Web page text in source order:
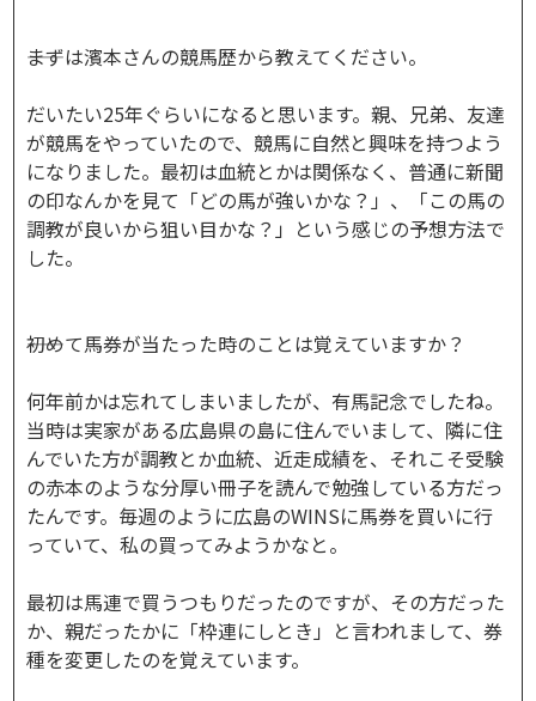
――まずは濱本さんの競馬歴から教えてください。
だいたい25年ぐらいになると思います。親、兄弟、友達
が競馬をやっていたので、競馬に自然と興味を持つよう
になりました。最初は血統とかは関係なく、普通に新聞
の印なんかを見て「どの馬が強いかな？」、「この馬の
調教が良いから狙い目かな？」という感じの予想方法で
した。
――初めて馬券が当たった時のことは覚えていますか？
何年前かは忘れてしまいましたが、有馬記念でしたね。
当時は実家がある広島県の島に住んでいまして、隣に住
んでいた方が調教とか血統、近走成績を、それこそ受験
の赤本のような分厚い冊子を読んで勉強している方だっ
たんです。毎週のように広島のWINSに馬券を買いに行
っていて、私の買ってみようかなと。
最初は馬連で買うつもりだったのですが、その方だった
か、親だったかに「枠連にしとき」と言われまして、券
種を変更したのを覚えています。